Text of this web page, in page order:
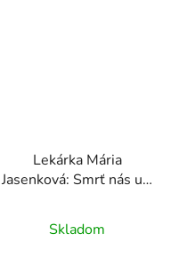
Lekárka Mária
Jasenková: Smrť nás učí
Skladom